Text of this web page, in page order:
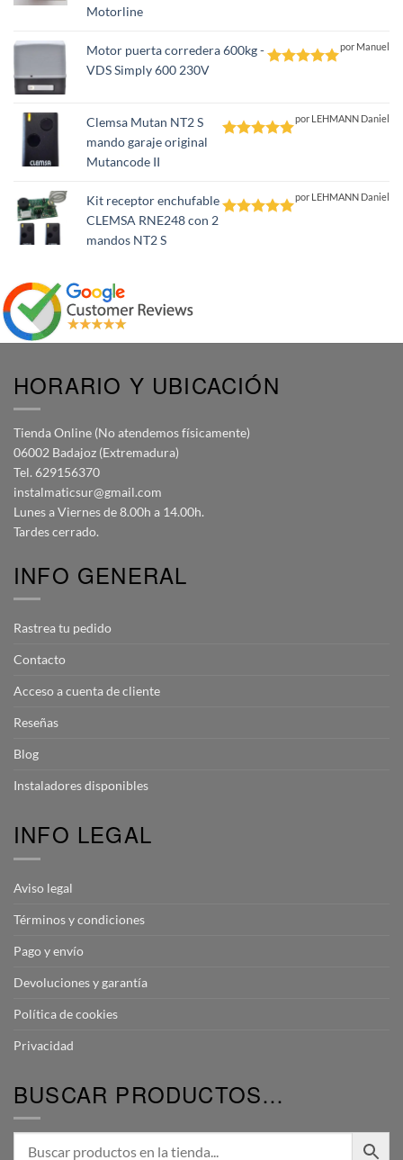
Motorline
Motor puerta corredera 600kg -
VDS Simply 600 230V
por Manuel
Clemsa Mutan NT2 S
mando garaje original
Mutancode II
por LEHMANN Daniel
Kit receptor enchufable
CLEMSA RNE248 con 2
mandos NT2 S
por LEHMANN Daniel
HORARIO Y UBICACIÓN
Tienda Online (No atendemos físicamente)
06002 Badajoz (Extremadura)
Tel. 629156370
instalmaticsur@gmail.com
Lunes a Viernes de 8.00h a 14.00h.
Tardes cerrado.
INFO GENERAL
Rastrea tu pedido
Contacto
Acceso a cuenta de cliente
Reseñas
Blog
Instaladores disponibles
INFO LEGAL
Aviso legal
Términos y condiciones
Pago y envío
Devoluciones y garantía
Política de cookies
Privacidad
BUSCAR PRODUCTOS…